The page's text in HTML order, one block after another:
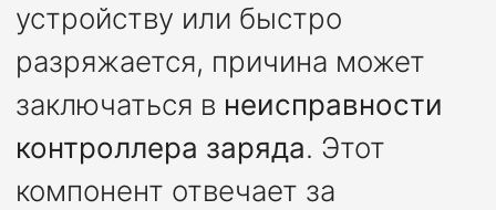
устройству или быстро
разряжается, причина может
заключаться в неисправности
контроллера заряда. Этот
компонент отвечает за